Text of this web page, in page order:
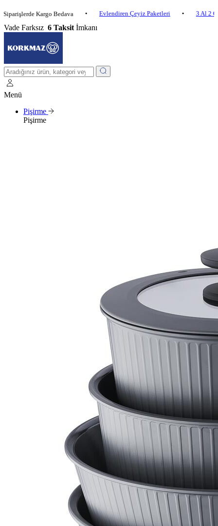
Kargo Bedava • Evlendiren Çeyiz Paketleri • 3 Al 2 Öde
Vade Farksız 6 Taksit İmkanı
Menü
Pişirme
Pişirme